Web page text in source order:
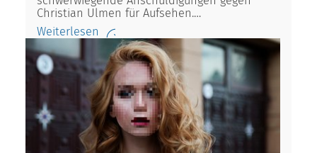
Christian Ulmen für Aufsehen.…
Weiterlesen